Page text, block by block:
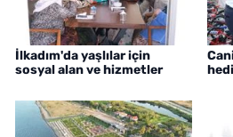
İlkadım'da yaşlılar için
sosyal alan ve hizmetler